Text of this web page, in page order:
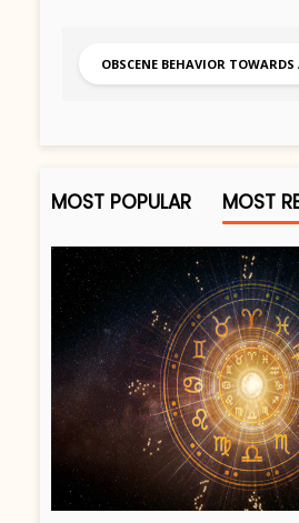
OBSCENE BEHAVIOR
MOST POPULAR MOST